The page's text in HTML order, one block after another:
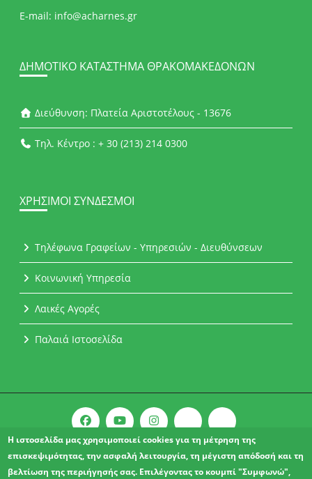
E-mail: info@acharnes.gr
ΔΗΜΟΤΙΚΌ ΚΑΤΆΣΤΗΜΑ ΘΡΑΚΟΜΑΚΕΔΌΝΩΝ
Διεύθυνση: Πλατεία Αριστοτέλους - 13676
Τηλ. Κέντρο : + 30 (213) 214 0300
ΧΡΉΣΙΜΟΙ ΣΎΝΔΕΣΜΟΙ
Τηλέφωνα Γραφείων - Υπηρεσιών - Διευθύνσεων
Κοινωνική Υπηρεσία
Λαικές Αγορές
Παλαιά Ιστοσελίδα
Copyright © 2021 l Δήμος Αχαρνών.
Η ιστοσελίδα μας χρησιμοποιεί cookies για τη μέτρηση της
επισκεψιμότητας, την ασφαλή λειτουργία, τη μέγιστη απόδοσή και τη
βελτίωση της περιήγησής σας. Επιλέγοντας το κουμπί "Συμφωνώ",